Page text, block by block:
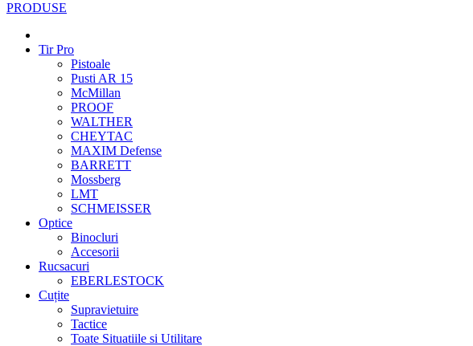
PRODUSE
Tir Pro
Pistoale
Pusti AR 15
McMillan
PROOF
WALTHER
CHEYTAC
MAXIM Defense
BARRETT
Mossberg
LMT
SCHMEISSER
Optice
Binocluri
Accesorii
Rucsacuri
EBERLESTOCK
Cuțite
Supravietuire
Tactice
Toate Situatiile si Utilitare